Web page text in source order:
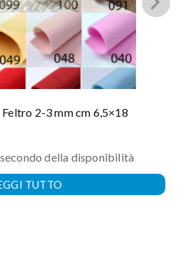
2-3 mm cm 6,5×18
della disponibilità
TUTTO